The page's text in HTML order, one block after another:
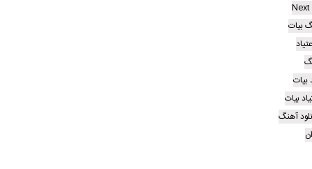
بیات
بیات
بیات
آهنگ